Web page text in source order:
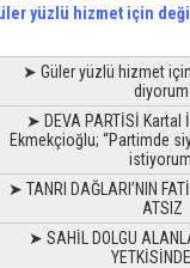
yüzlü hizmet için
➤ Güler yüzlü hizmet
diyorum.
➤ DEVA PARTİSİ Kartal
Ekmekçioğlu; “Partimde
➤ TANRI DAĞLARI’NIN
ATSIZ
➤ SAHİL DOLGU